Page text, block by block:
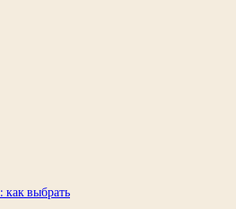
как выбрать